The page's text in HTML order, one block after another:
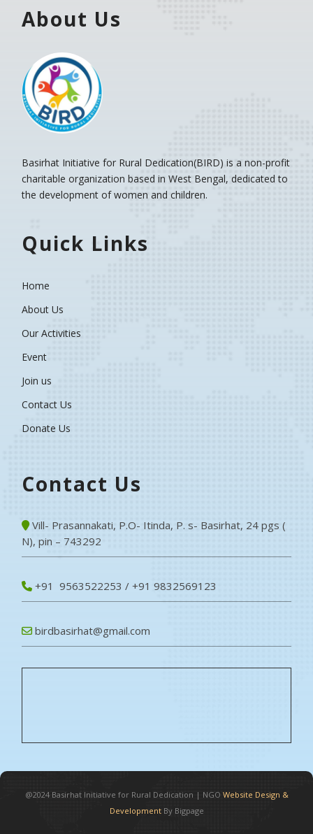
About Us
Basirhat Initiative for Rural Dedication(BIRD) is a non-profit
charitable organization based in West Bengal, dedicated to
the development of women and children.
Quick Links
Home
About Us
Our Activities
Event
Join us
Contact Us
Donate Us
Contact Us
Vill- Prasannakati, P.O- Itinda, P. s- Basirhat, 24 pgs (
N), pin – 743292
+91 9563522253 / +91 9832569123
birdbasirhat@gmail.com
@2024 Basirhat Initiative for Rural Dedication | NGO Website Design &
DevelopmentBy Bigpage